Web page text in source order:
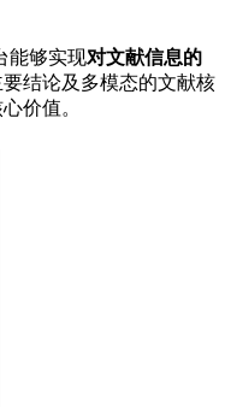
能够实现对文献信息的
结论及多模态的文献核
价值。